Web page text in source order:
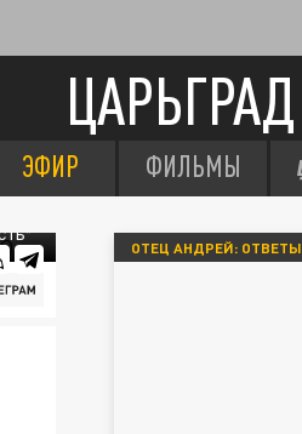
ЦАРЬГРАД
ЭФИР ФИЛЬМЫ
ОТЕЦ АНДРЕЙ: ОТВЕТЫ